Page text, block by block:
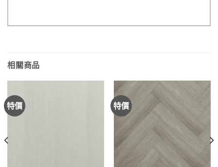
相關商品
特價 特價